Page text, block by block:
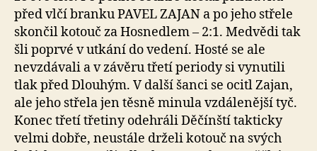
před vlčí branku PAVEL ZAJAN a po jeho střele
skončil kotouč za Hosnedlem – 2:1. Medvědi tak
šli poprvé v utkání do vedení. Hosté se ale
nevzdávali a v závěru třetí periody si vynutili
tlak před Dlouhým. V další šanci se ocitl Zajan,
ale jeho střela jen těsně minula vzdálenější tyč.
Konec třetí třetiny odehráli Děčínští takticky
velmi dobře, neustále drželi kotouč na svých